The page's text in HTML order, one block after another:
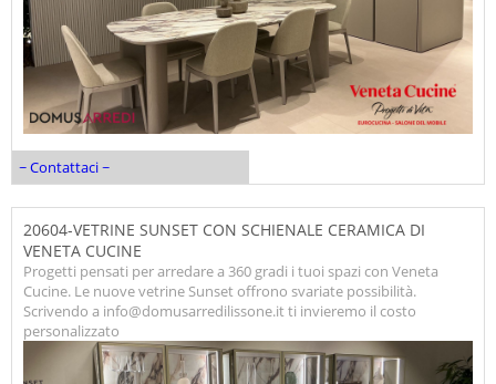
~ Contattaci ~
20604-VETRINE SUNSET CON SCHIENALE CERAMICA DI
VENETA CUCINE
Progetti pensati per arredare a 360 gradi i tuoi spazi con Veneta
Cucine. Le nuove vetrine Sunset offrono svariate possibilità.
Scrivendo a info@domusarredilissone.it ti invieremo il costo
personalizzato